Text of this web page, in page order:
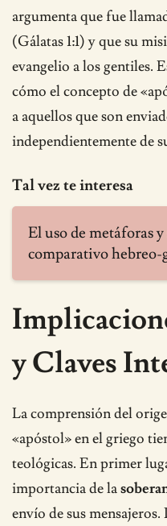
argumenta que fue
(Gálatas 1:1) y que su
evangelio a los gentiles.
cómo el concepto de
a aquellos que son
independientemente de
Tal vez te interesa
El uso de metáforas
comparativo hebreo-
y Claves
La comprensión del
«apóstol» en el griego
teológicas. En primer
importancia de la
envío de sus